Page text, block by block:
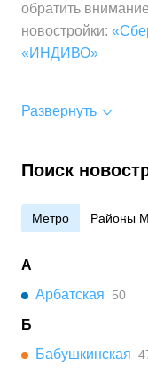
обратить
новостройки:
«ИНДИВО»
Развернуть
Поиск
Метро Районы
А
Арбатская
50
Б
Бабушкинская